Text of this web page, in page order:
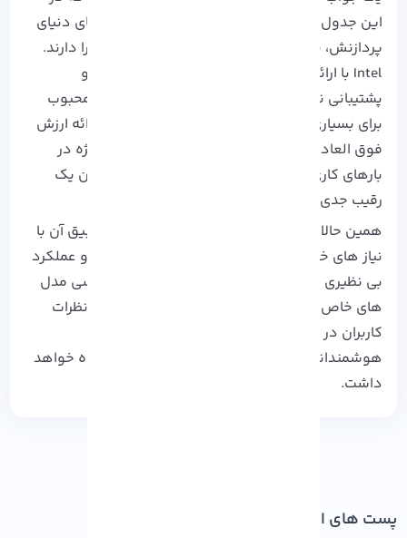
این جدول مقایسه دیدیم، هرکدام از این غول های دنیای
پردازنش، نقاط ضعف و قوت منحصر به فرد خود را دارند.
Intel با ارائه عملکرد قدرتمند در برخی از زمینه ها و
پشتیبانی نرم افزاری قوی تر، همچنان یک انتخاب محبوب
برای بسیاری از کاربران است، در حالی که AMD با ارائه ارزش
فوق العاده در ازای قیمت و عملکرد رقابتی، به ویژه در
بارهای کاری چند هسته ای، جایگاه خود را به عنوان یک
رقیب جدی تثبیت کرده است.
همین حالا با بررسی دقیق‌ تر جدول مقایسه و تطبیق آن با
نیاز های خود، پردازنده‌ ی رویایی‌ تان را پیدا کنید و عملکرد
بی‌ نظیری را تجربه کنید! برای اطلاعات بیشتر و بررسی مدل‌
های خاص، حتماً به آخرین بررسی‌ های تخصصی و نظرات
کاربران در
هوشمندانه، تجربه‌ی کاربری لذت‌ بخشی را به همراه خواهد
داشت.
پست های اخیر